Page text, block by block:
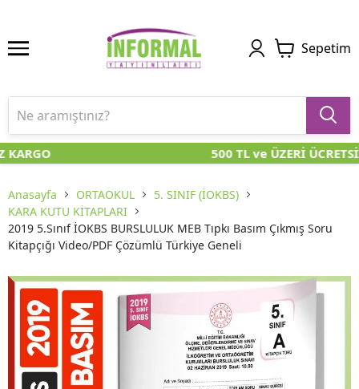
Sepetim
500 TL ve ÜZERİ
Anasayfa ORTAOKUL
5. SINIF (İOKBS)
KARA KUTU KİTAPLARI
2019 5.Sınıf İOKBS BURSLULUK MEB Tıpkı Basım Çıkmış Soru
Kitapçığı Video/PDF Çözümlü Türkiye Geneli